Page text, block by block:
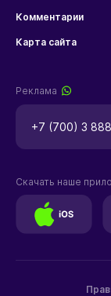
Комментарии
Карта сайта
Реклама
+7 (700) 3
Скачать наше